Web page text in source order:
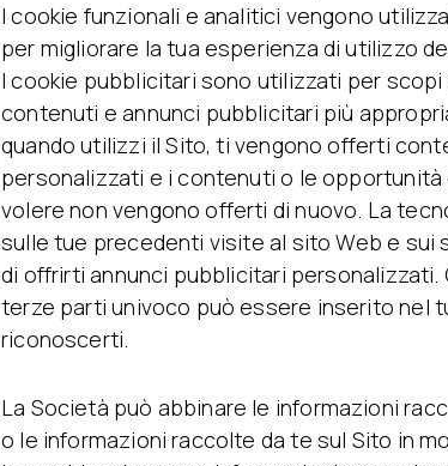
I cookie funzionali e analitici vengono
per migliorare la tua esperienza di utilizzo
I cookie pubblicitari sono utilizzati per
contenuti e annunci pubblicitari più
quando utilizzi il Sito, ti vengono offerti
personalizzati e i contenuti o le
volere non vengono offerti di nuovo. La
sulle tue precedenti visite al sito Web e sui
di offrirti annunci pubblicitari personalizzati.
terze parti univoco può essere inserito nel
riconoscerti.
La Società può abbinare le informazioni
o le informazioni raccolte da te sul Sito in